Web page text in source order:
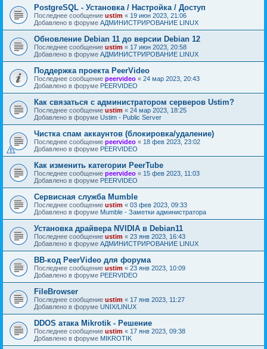
PostgreSQL - Установка / Настройка / Доступ
Последнее сообщение ustim « 19 июн 2023, 21:06
Добавлено в форуме АДМИНИСТРИРОВАНИЕ LINUX
Обновление Debian 11 до версии Debian 12
Последнее сообщение ustim « 17 июн 2023, 20:58
Добавлено в форуме АДМИНИСТРИРОВАНИЕ LINUX
Поддержка проекта PeerVideo
Последнее сообщение peervideo « 24 мар 2023, 20:43
Добавлено в форуме PEERVIDEO
Как связаться с администратором серверов Ustim?
Последнее сообщение ustim « 24 мар 2023, 18:25
Добавлено в форуме Ustim - Public Server
Чистка спам аккаунтов (блокировка/удаление)
Последнее сообщение peervideo « 18 фев 2023, 23:02
Добавлено в форуме PEERVIDEO
Как изменить категории PeerTube
Последнее сообщение peervideo « 15 фев 2023, 11:03
Добавлено в форуме PEERVIDEO
Сервисная служба Mumble
Последнее сообщение ustim « 03 фев 2023, 09:33
Добавлено в форуме Mumble - Заметки администратора
Установка драйвера NVIDIA в Debian11
Последнее сообщение ustim « 23 янв 2023, 16:43
Добавлено в форуме АДМИНИСТРИРОВАНИЕ LINUX
BB-код PeerVideo для форума
Последнее сообщение ustim « 23 янв 2023, 10:09
Добавлено в форуме PEERVIDEO
FileBrowser
Последнее сообщение ustim « 17 янв 2023, 11:27
Добавлено в форуме UNIX/LINUX
DDOS атака Mikrotik - Решение
Последнее сообщение ustim « 17 янв 2023, 09:38
Добавлено в форуме MIKROTIK